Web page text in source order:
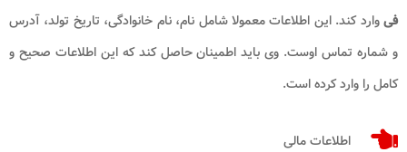
فیوارد کند. این اطلاعات معمولا شامل نام، نام خانوادگی، تاریخ تولد، آدرس
و شماره تماس اوست. وی باید اطمینان حاصل کند که این اطلاعات صحیح و
کامل را وارد کرده است.
اطلاعات مالی